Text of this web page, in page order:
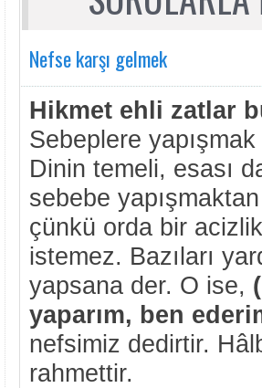
Nefse karşı gelmek
Hikmet ehli zatlar
Sebeplere
Dinin temeli, esası
sebebe
çünkü orda bir
istemez. Bazıları
yapsana der. O ise,
yaparım, ben
nefsimiz dedirtir.
rahmettir.